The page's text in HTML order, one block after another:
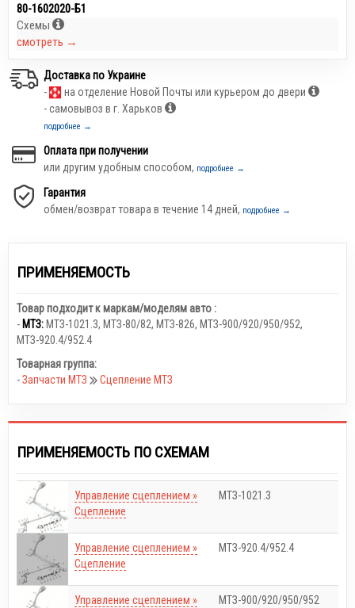
80-1602020-Б1
Схемы
смотреть →
Доставка по Украине
-
на отделение Новой Почты или курьером до двери
- самовывоз в г. Харьков
подробнее →
Оплата при получении
или другим удобным способом, подробнее →
Гарантия
обмен/возврат товара в течение 14 дней, подробнее →
ПРИМЕНЯЕМОСТЬ
Товар подходит к маркам/моделям авто :
- МТЗ:МТЗ-1021.3, МТЗ-80/82, МТЗ-826, МТЗ-900/920/950/952,
МТЗ-920.4/952.4
Товарная группа:
-Запчасти МТЗ Сцепление МТЗ
ПРИМЕНЯЕМОСТЬ ПО СХЕМАМ
Управление сцеплением »
Сцепление
МТЗ-1021.3
Управление сцеплением »
Сцепление
МТЗ-920.4/952.4
Управление сцеплением »
МТЗ-900/920/950/952